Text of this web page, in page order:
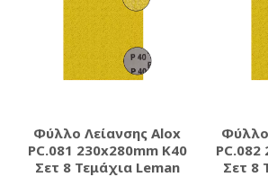
Φύλλο Λείανσης Alox
PC.081 230x280mm K40
Σετ 8 Τεμάχια Leman
Φύλλο
PC.082
Σετ 8